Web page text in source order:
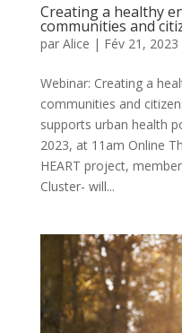
Creating a healthy
communities and
par Alice | Fév 21, 2023
Webinar: Creating a
communities and
supports urban health
2023, at 11am Online
HEART project,
Cluster- will...